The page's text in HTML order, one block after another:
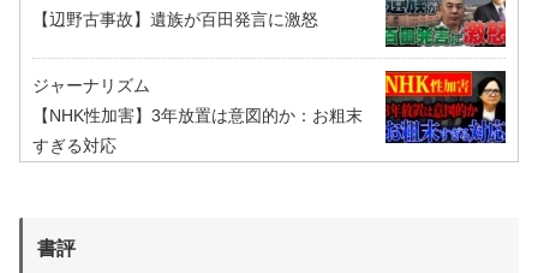
【辺野古事故】遺族が百田発言に激怒
ジャーナリズム
【NHK性加害】3年放置は意図的か：お粗末
すぎる対応
書評